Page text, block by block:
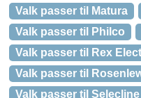
Valk passer til Matura
Valk passer til Philco
Valk passer til Rex
Valk passer til
Valk passer til Selecline